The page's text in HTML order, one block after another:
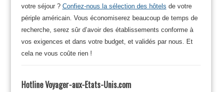
votre séjour ? Confiez-nous la sélection des hôtels de votre
périple américain. Vous économiserez beaucoup de temps de
recherche, serez sûr d’avoir des établissements conforme à
vos exigences et dans votre budget, et validés par nous. Et
cela ne vous coûte rien !
Hotline Voyager-aux-Etats-Unis.com